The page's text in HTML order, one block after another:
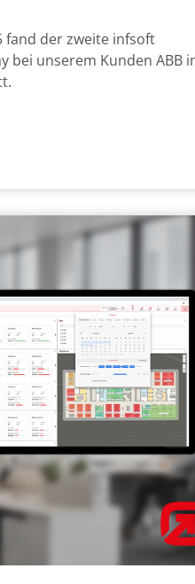
fand der zweite infsoft
bei unserem Kunden ABB